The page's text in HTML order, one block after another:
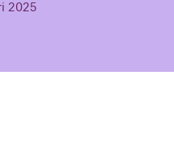
2025